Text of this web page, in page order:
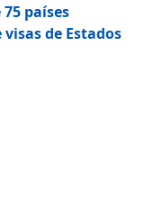
países
de Estados